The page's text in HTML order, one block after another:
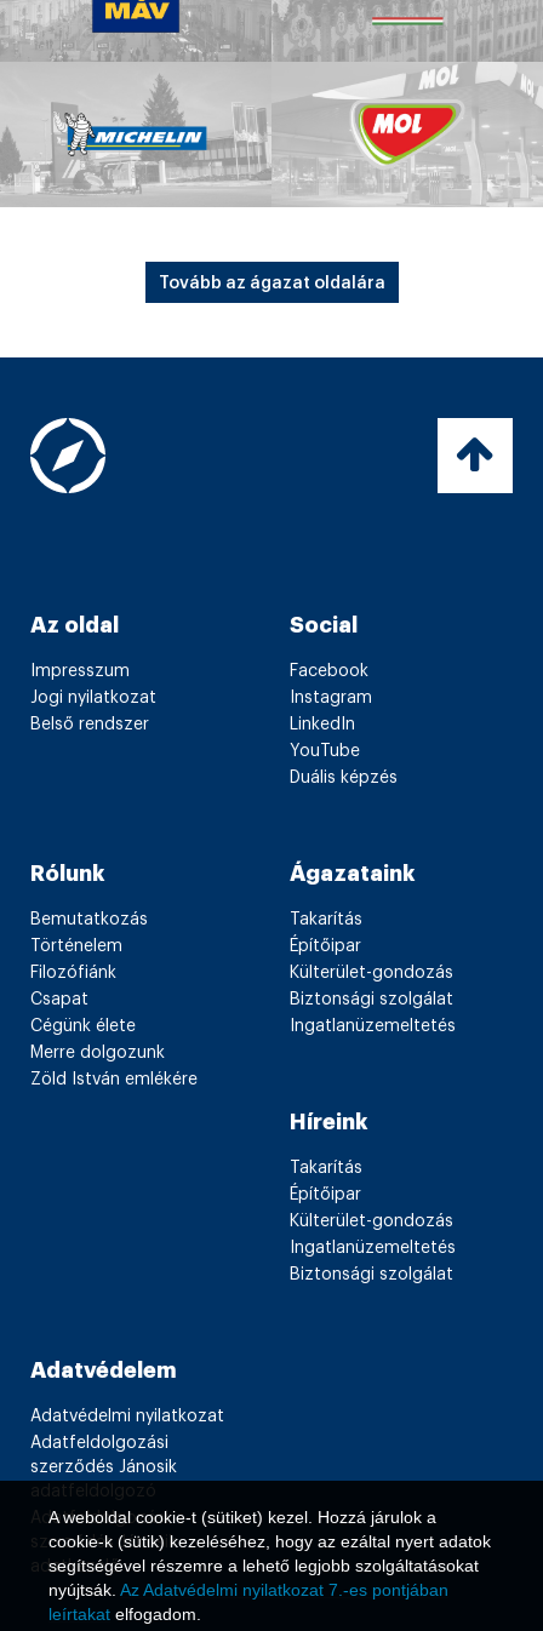
Tovább az ágazat oldalára
Az oldal
Impresszum
Jogi nyilatkozat
Belső rendszer
Social
Facebook
Instagram
LinkedIn
YouTube
Duális képzés
Rólunk
Bemutatkozás
Történelem
Filozófiánk
Csapat
Cégünk élete
Merre dolgozunk
Zöld István emlékére
Ágazataink
Takarítás
Építőipar
Külterület-gondozás
Biztonsági szolgálat
Ingatlanüzemeltetés
Híreink
Takarítás
Építőipar
Külterület-gondozás
Ingatlanüzemeltetés
Biztonsági szolgálat
Adatvédelem
Adatvédelmi nyilatkozat
Adatfeldolgozási
szerződés Jánosik
adatfeldolgozó
Adatfeldolgozási
szerződés Jánosik
adatkezelő
A weboldal cookie-t (sütiket) kezel. Hozzá járulok a
cookie-k (sütik) kezeléséhez, hogy az ezáltal nyert adatok
segítségével részemre a lehető legjobb szolgáltatásokat
nyújtsák. Az Adatvédelmi nyilatkozat 7.-es pontjában
leírtakat elfogadom.